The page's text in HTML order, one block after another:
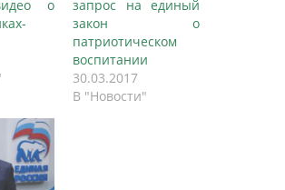
о
запрос на единый
закон о
патриотическом
воспитании
30.03.2017
В "Новости"